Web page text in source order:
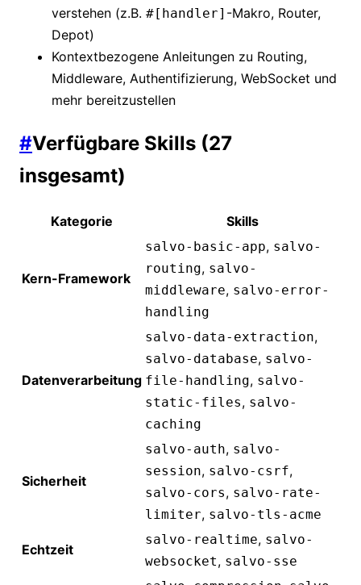
verstehen (z.B. #[handler] -Makro, Router,
Depot)
Kontextbezogene Anleitungen zu Routing,
Middleware, Authentifizierung, WebSocket und
mehr bereitzustellen
#Verfügbare Skills (27
insgesamt)
Kategorie Skills
Kern-Framework
salvo-basic-app, salvo-
routing, salvo-
middleware, salvo-error-
handling
Datenverarbeitung
salvo-data-extraction,
salvo-database, salvo-
file-handling, salvo-
static-files, salvo-
caching
Sicherheit
salvo-auth, salvo-
session, salvo-csrf,
salvo-cors, salvo-rate-
limiter, salvo-tls-acme
Echtzeit
salvo-realtime, salvo-
websocket, salvo-sse